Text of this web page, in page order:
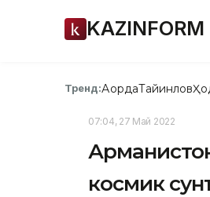
KAZINFORM
Тренд:АқордаТайинлов
07:04, 27 Май 2022
космик